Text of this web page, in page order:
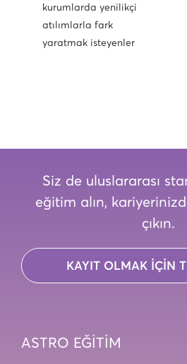
kurumlarda yenilikçi
atılımlarla fark
yaratmak isteyenler
Siz de uluslararası
eğitim alın,
çıkın.
KAYIT OLMAK İÇİN
ASTRO EĞİTİM